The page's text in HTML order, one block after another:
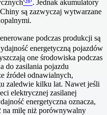
⁽²⁸⁾. Jednak akumulatory
są zazwyczaj wytwarzane
podczas produkcji są
energetyczną pojazdów
one środowiska podczas
do zasilania pojazdu
źródeł odnawialnych,
zaledwie kilku lat. Nawet jeśli
elektrycznej zasilanej
energetyczna oznacza,
na milę niż porównywalny